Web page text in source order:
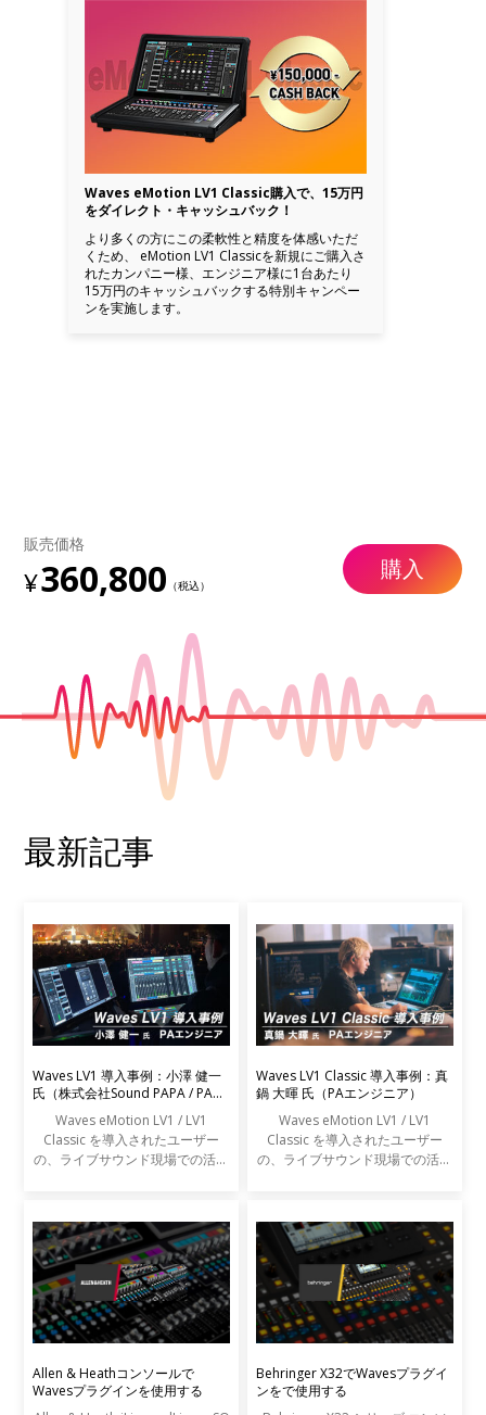
Waves eMotion LV1 Classic購入で、15万円
をダイレクト・キャッシュバック！
より多くの方にこの柔軟性と精度を体感いただ
くため、 eMotion LV1 Classicを新規にご購入さ
れたカンパニー様、エンジニア様に1台あたり
15万円のキャッシュバックする特別キャンペー
ンを実施します。
販売価格
360,800 購入
最新記事
Waves LV1 導入事例：小澤 健一
氏（株式会社Sound PAPA / PAエ
Waves eMotion LV1 / LV1
Classic を導入されたユーザー
の、ライブサウンド現場での活用
Waves LV1 Classic 導入事例：真
鍋 大暉 氏（PAエンジニア）
Waves eMotion LV1 / LV1
Classic を導入されたユーザー
の、ライブサウンド現場での活用
Allen & Heathコンソールで
Wavesプラグインを使用する
Behringer X32でWavesプラグイ
ンをで使用する